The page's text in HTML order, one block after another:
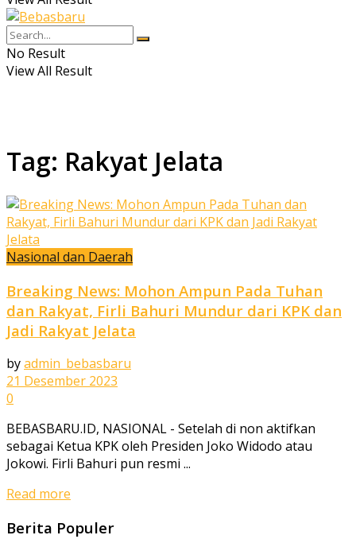
No Result
View All Result
Tag: Rakyat Jelata
Nasional dan Daerah
Breaking News: Mohon Ampun Pada Tuhan
dan Rakyat, Firli Bahuri Mundur dari KPK dan
Jadi Rakyat Jelata
byadmin_bebasbaru
21 Desember 2023
0
BEBASBARU.ID, NASIONAL - Setelah di non aktifkan
sebagai Ketua KPK oleh Presiden Joko Widodo atau
Jokowi. Firli Bahuri pun resmi ...
Read more
Berita Populer